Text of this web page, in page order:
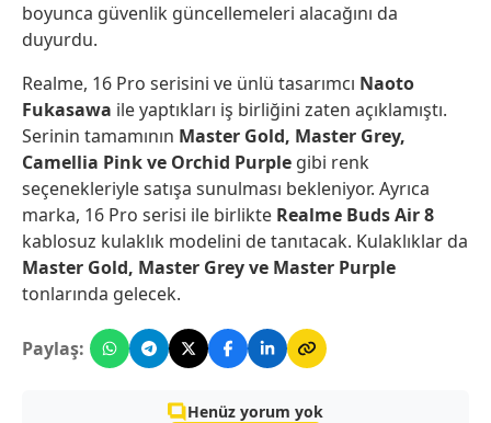
boyunca güvenlik güncellemeleri alacağını da
duyurdu.
Realme, 16 Pro serisini ve ünlü tasarımcı Naoto
Fukasawa ile yaptıkları iş birliğini zaten açıklamıştı.
Serinin tamamının Master Gold, Master Grey,
Camellia Pink ve Orchid Purple gibi renk
seçenekleriyle satışa sunulması bekleniyor. Ayrıca
marka, 16 Pro serisi ile birlikte Realme Buds Air 8
kablosuz kulaklık modelini de tanıtacak. Kulaklıklar da
Master Gold, Master Grey ve Master Purple
tonlarında gelecek.
Paylaş:
Henüz yorum yok